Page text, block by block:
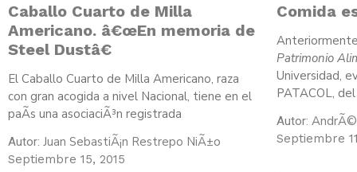
Caballo Cuarto de Milla
Americano. â€œEn memoria de
Steel Dustâ€
El Caballo Cuarto de Milla Americano, raza
con gran acogida a nivel Nacional, tiene en el
paÃ­s una asociaciÃ³n registrada
Autor: Juan SebastiÃ¡n Restrepo NiÃ±o
Septiembre 15, 2015
Comida
Patrimonio
Universidad,
PATACOL,
Autor:
Septiembre